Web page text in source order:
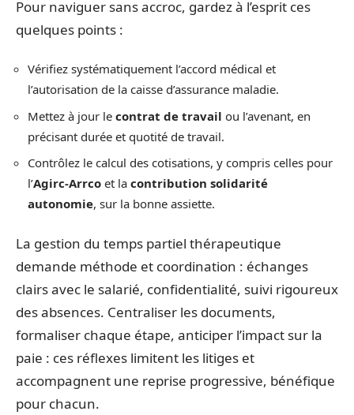
Pour naviguer sans accroc, gardez à l’esprit ces
quelques points :
Vérifiez systématiquement l’accord médical et
l’autorisation de la caisse d’assurance maladie.
Mettez à jour le contrat de travail ou l’avenant, en
précisant durée et quotité de travail.
Contrôlez le calcul des cotisations, y compris celles pour
l’Agirc-Arrco et la contribution solidarité
autonomie, sur la bonne assiette.
La gestion du temps partiel thérapeutique
demande méthode et coordination : échanges
clairs avec le salarié, confidentialité, suivi rigoureux
des absences. Centraliser les documents,
formaliser chaque étape, anticiper l’impact sur la
paie : ces réflexes limitent les litiges et
accompagnent une reprise progressive, bénéfique
pour chacun.